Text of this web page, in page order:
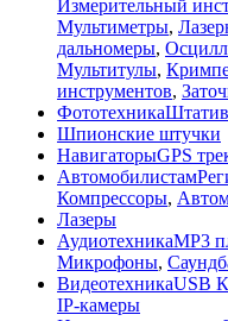
Измерительный
Мультиметры,
дальномеры,
Мультитулы,
инструментов,
Фототехника
Шпионские штучки
НавигаторыGPS
Автомобилистам
Компрессоры,
Лазеры
АудиотехникаMP3
Микрофоны,
ВидеотехникаUSB
IP-камеры